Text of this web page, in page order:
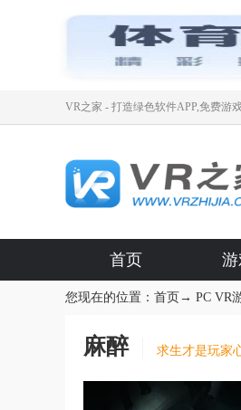
VR之家 - 打造绿色软件APP,免费游
首页
您现在的位置： 首页 → PC VR
麻醉 求生才是玩家